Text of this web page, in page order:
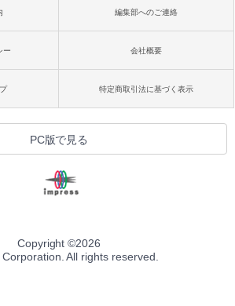
編集部へのご連絡
ー 会社概要
特定商取引法に基づく表示
PC版で見る
Copyright ©2026
All rights reserved.